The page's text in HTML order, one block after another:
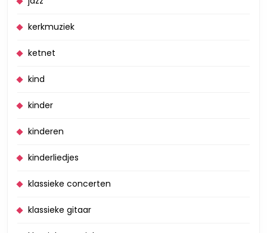
kerkmuziek
ketnet
kind
kinder
kinderen
kinderliedjes
klassieke concerten
klassieke gitaar